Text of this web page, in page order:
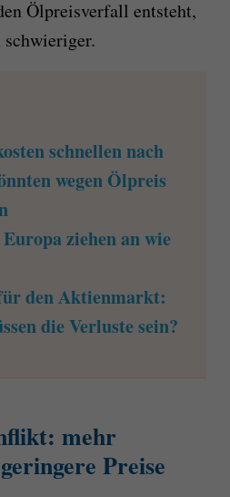
Ölpreisverfall entsteht,
schwieriger.
schnellen nach
wegen Ölpreis
ziehen an wie
den Aktienmarkt:
die Verluste sein?
mehr
Preise